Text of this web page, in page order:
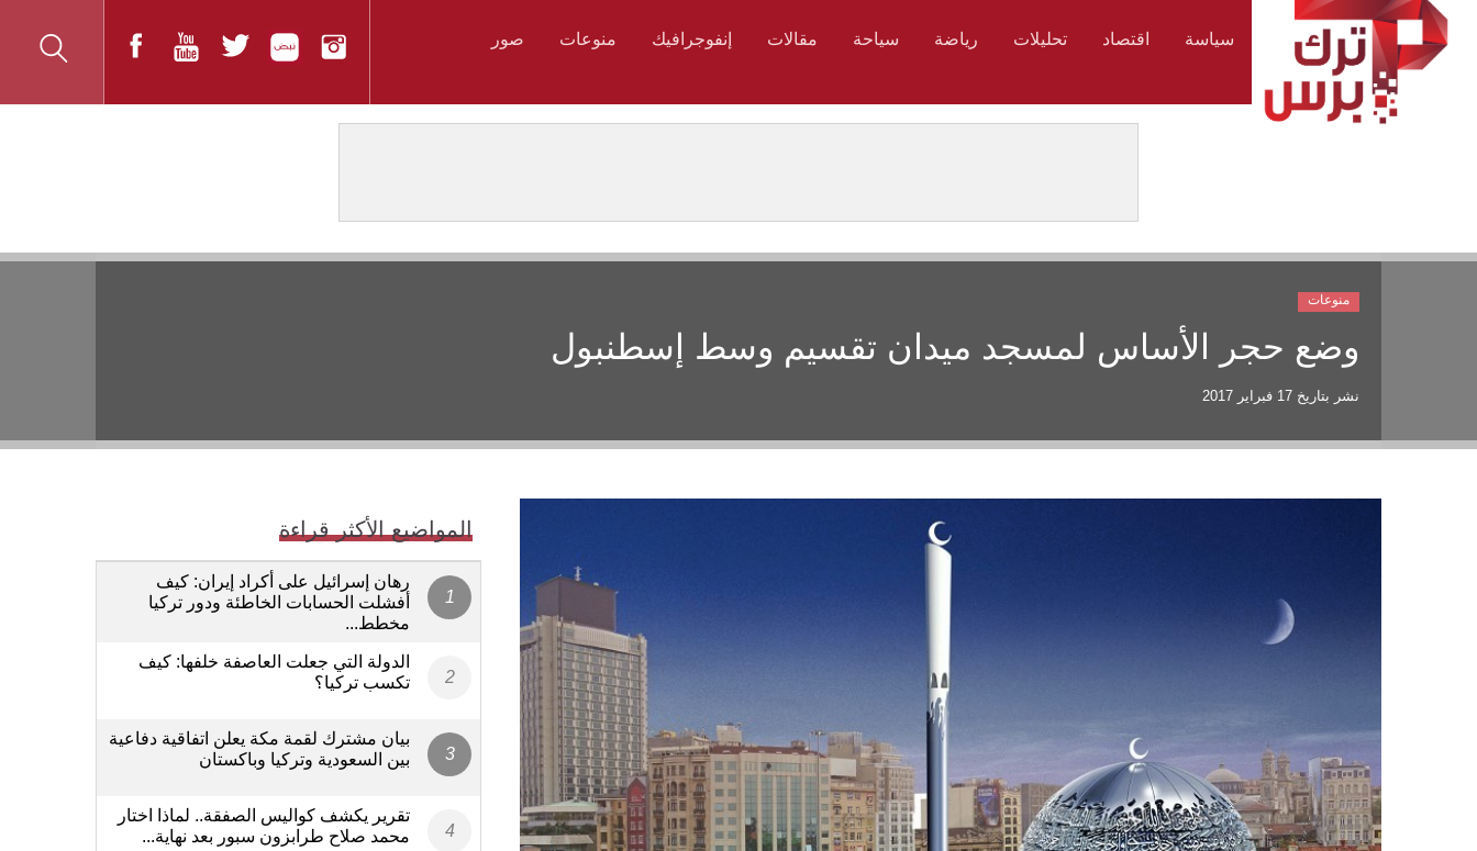
سياسة اقتصاد تحليلات رياضة سياحة مقالات إنفوجرافيك منوعات صور
وضع حجر الأساس لمسجد ميدان تقسيم وسط إسطنبول
نشر بتاريخ 17 فبراير 2017
منوعات
المواضيع الأكثر قراءة
رهان إسرائيل على أكراد إيران: كيف
أفشلت الحسابات الخاطئة ودور تركيا
مخطط...
الدولة التي جعلت العاصفة خلفها: كيف
تكسب تركيا؟
بيان مشترك لقمة مكة يعلن اتفاقية دفاعية
بين السعودية وتركيا وباكستان
تقرير يكشف كواليس الصفقة.. لماذا اختار
محمد صلاح طرابزون سبور بعد نهاية...